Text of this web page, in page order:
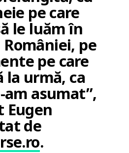
pe care
le luăm în
pe
pe care
la urmă, ca
asumat”,
Eugen
de
.